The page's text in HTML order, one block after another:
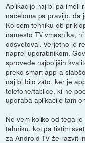
Aplikacijo naj bi pa imeli
načeloma pa pravijo, da
Ko sem tehniku ob
namesto TV vmesnika,
odsvetoval. Verjetno je
naprej uporabnikom.
sprovede najboljših
preko smart app-a
naj bi bilo zato, ker je
telefone/tablice, ki ne
uporaba aplikacije tam
Ne vem koliko od tega
tehniku, kot pa tistim
za Android TV že razvit